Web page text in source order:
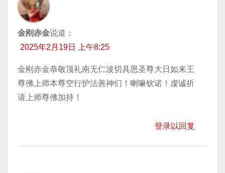
金刚赤金说道：
2025年2月19日 上午8:25
金刚赤金恭敬顶礼南无仁波切具恩圣尊大日如来王
尊佛上师本尊空行护法善神们！喇嘛钦诺！虔诚祈
请上师尊佛加持！
登录以回复